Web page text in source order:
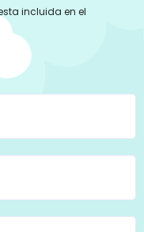
incluida en el